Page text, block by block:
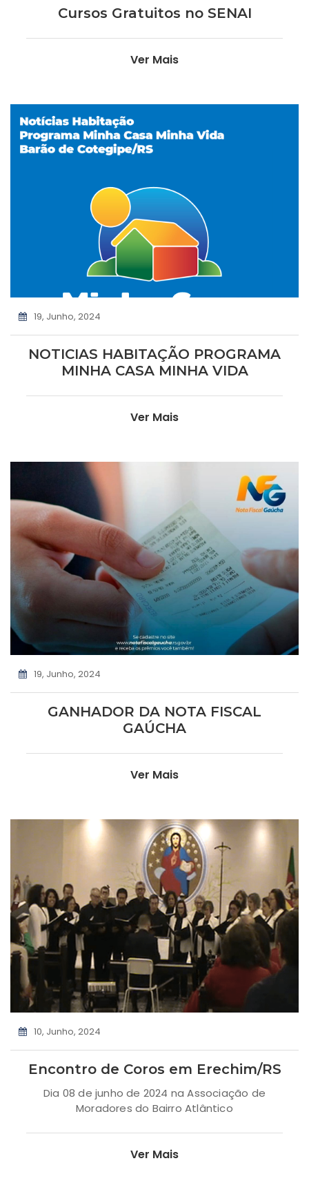
Cursos Gratuitos no SENAI
Ver Mais
19, Junho, 2024
NOTICIAS HABITAÇÃO PROGRAMA
MINHA CASA MINHA VIDA
Ver Mais
19, Junho, 2024
GANHADOR DA NOTA FISCAL
GAÚCHA
Ver Mais
10, Junho, 2024
Encontro de Coros em Erechim/RS
Dia 08 de junho de 2024 na Associação de
Moradores do Bairro Atlântico
Ver Mais